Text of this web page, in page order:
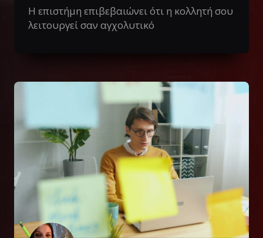
Η επιστήμη επιβεβαιώνει ότι η κολλητή σου
λειτουργεί σαν αγχολυτικό